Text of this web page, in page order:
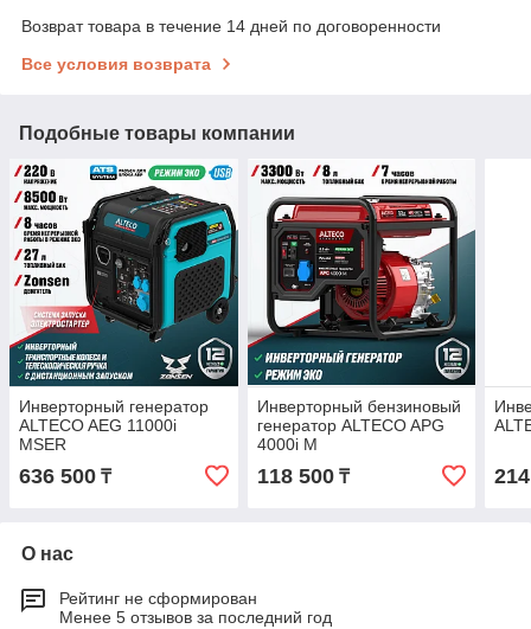
Возврат товара в течение 14 дней по договоренности
Все условия возврата
Подобные товары компании
Инверторный генератор
ALTECO AEG 11000i
MSER
636 500 ₸
Инверторный бензиновый
генератор ALTECO APG
4000i M
118 500₸
О нас
Рейтинг не сформирован
Менее 5 отзывов за последний год